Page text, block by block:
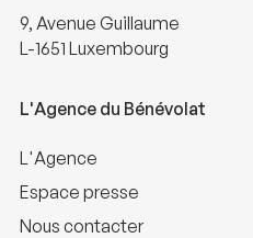
9, Avenue Guillaume
L-1651 Luxembourg
L'Agence du Bénévolat
L'Agence
Espace presse
Nous contacter